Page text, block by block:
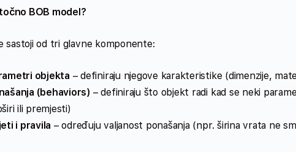
BOB model?
sastoji od tri glavne komponente:
objekta – definiraju njegove karakteristike (dimenzije,
(behaviors) – definiraju što objekt radi kad se neki
ili premjesti)
i pravila – određuju valjanost ponašanja (npr. širina vrata ne